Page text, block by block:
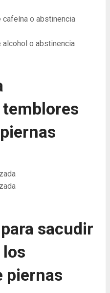
o abstinencia
o abstinencia
sacudir
piernas